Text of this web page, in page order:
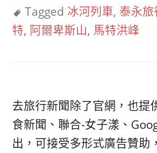
Tagged 冰河列車, 泰永旅
特, 阿爾卑斯山, 馬特洪峰
去旅行新聞除了官網，也提
食新聞、聯合-女子漾、
出，可接受多形式廣告贊助